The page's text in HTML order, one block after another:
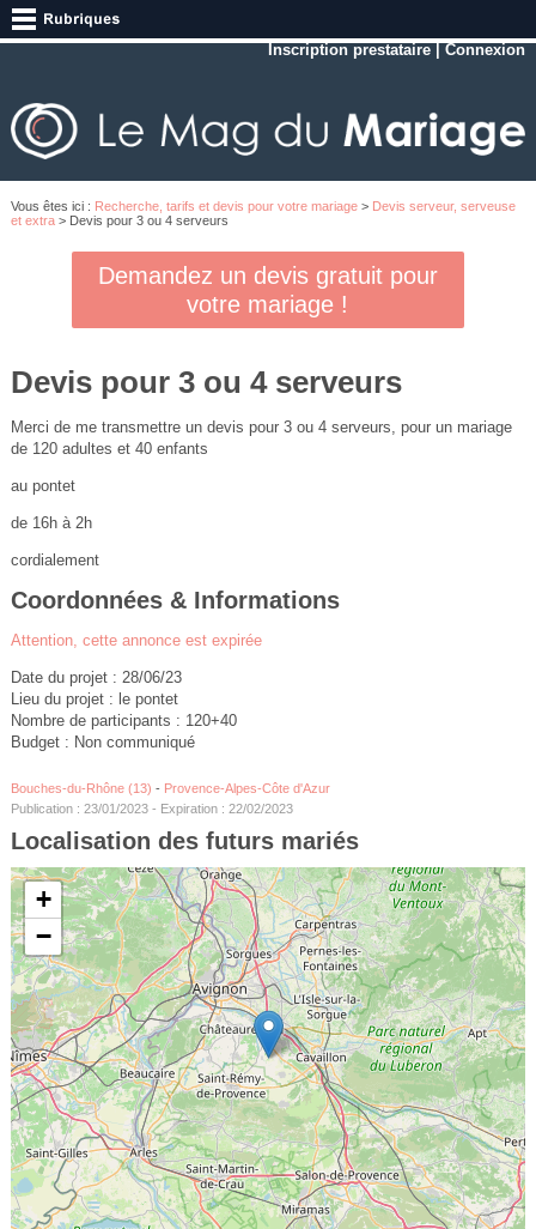
Inscription prestataire |Connexion
Vous êtes ici : Recherche, tarifs et devis pour votre mariage> Devis serveur, serveuse
et extra> Devis pour 3 ou 4 serveurs
Demandez un devis gratuit pour
votre mariage !
Devis pour 3 ou 4 serveurs
Merci de me transmettre un devis pour 3 ou 4 serveurs, pour un mariage
de 120 adultes et 40 enfants
au pontet
de 16h à 2h
cordialement
Coordonnées & Informations
Attention, cette annonce est expirée
Date du projet : 28/06/23
Lieu du projet : le pontet
Nombre de participants : 120+40
Budget : Non communiqué
Bouches-du-Rhône (13) - Provence-Alpes-Côte d'Azur
Publication : 23/01/2023 - Expiration : 22/02/2023
Localisation des futurs mariés
+
−